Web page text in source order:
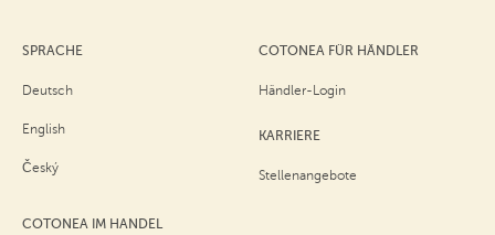
SPRACHE
Deutsch
English
Český
COTONEA IM HANDEL
COTONEA FÜR HÄNDLER
Händler-Login
KARRIERE
Stellenangebote